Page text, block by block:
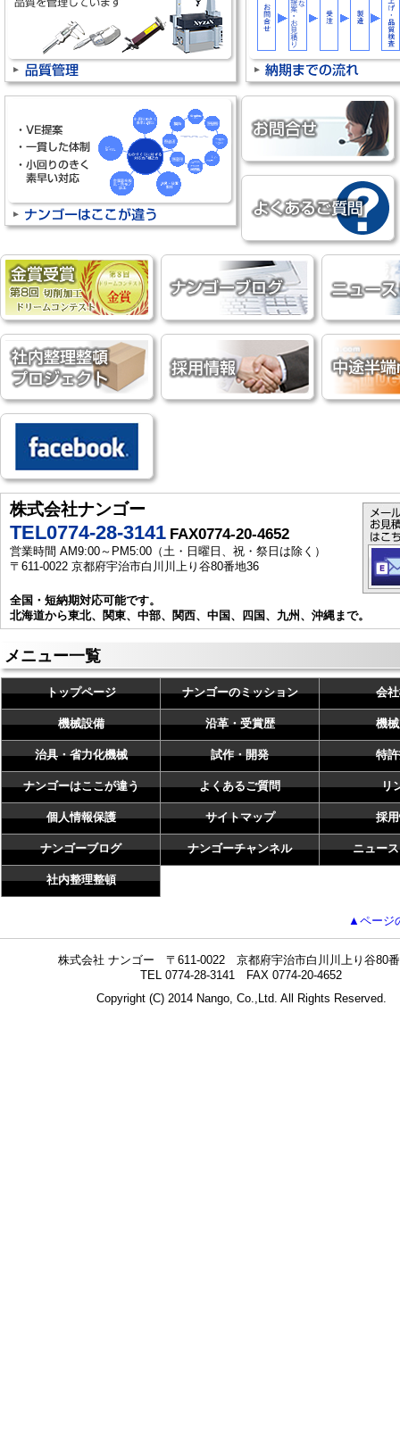
株式会社ナンゴー
TEL0774-28-3141 FAX0774-20-4652
営業時間 AM9:00～PM5:00（土・日曜日、祝・祭日は除く）
〒611-0022 京都府宇治市白川川上り谷80番地36
全国・短納期対応可能です。
北海道から東北、関東、中部、関西、中国、四国、九州、沖縄まで。
メニュー一覧
トップページ ナンゴーのミッション 会
機械設備 沿革・受賞歴 機
治具・省力化機械 試作・開発 特
ナンゴーはここが違う よくあるご質問 リ
個人情報保護 サイトマップ 採
ナンゴーブログ ナンゴーチャンネル ニュー
社内整理整頓
▲ページ
株式会社 ナンゴー 〒611-0022 京都府宇治市白川川上り谷80
TEL 0774-28-3141 FAX 0774-20-4652
Copyright (C) 2014 Nango, Co.,Ltd. All Rights Reserved.